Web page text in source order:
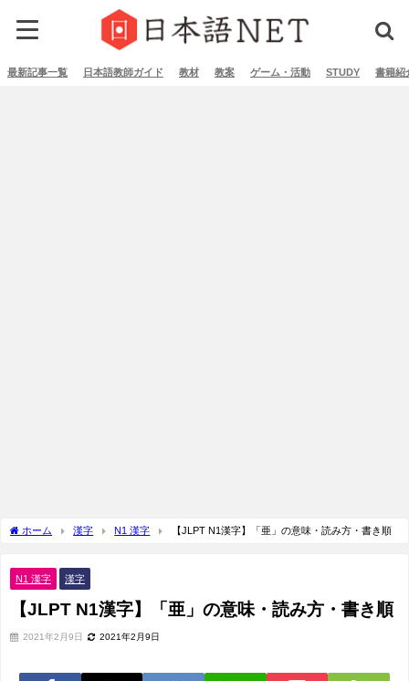
最新記事一覧 日本語教師ガイド 教材 教案 ゲーム・活動 STUDY 書籍紹
ホーム 漢字 N1 漢字 【JLPT N1漢字】「亜」の意味・読み方・書き順
N1 漢字 漢字
【JLPT N1漢字】「亜」の意味・読み方・書き順
2021年2月9日 2021年2月9日